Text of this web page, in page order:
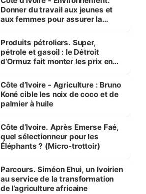
Donner du travail aux jeunes et
aux femmes pour assurer la
menacées
Produits pétroliers. Super,
pétrole et gasoil : le Détroit
d’Ormuz fait monter les prix en
Côte d’Ivoire - Agriculture : Bruno
Koné cible les noix de coco et de
palmier à huile
Côte d’Ivoire. Après Emerse Faé,
quel sélectionneur pour les
Éléphants ? (Micro-trottoir)
Parcours. Siméon Ehui, un Ivoirien
au service de la transformation
de l’agriculture africaine